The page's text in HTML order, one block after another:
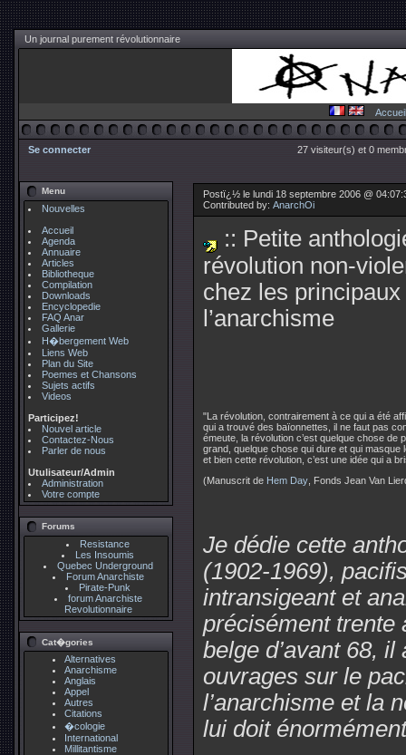
Un journal purement révolutionnaire
Accueil
Se connecter 27 visiteur(s) et 0
Menu
Nouvelles
Accueil
Agenda
Annuaire
Articles
Bibliotheque
Compilation
Downloads
Encyclopedie
FAQ Anar
Gallerie
H�bergement Web
Liens Web
Plan du Site
Poemes et Chansons
Sujets actifs
Videos
Participez!
Nouvel article
Contactez-Nous
Parler de nous
Utulisateur/Admin
Administration
Votre compte
Forums
Resistance
Les Insoumis
Quebec Underground
Forum Anarchiste
Pirate-Punk
forum Anarchiste
Revolutionnaire
Cat�gories
Alternatives
Anarchisme
Anglais
Appel
Autres
Citations
�cologie
International
Millitantisme
Postï¿½ le lundi 18 septembre 2006 @
Contributed by: AnarchOi
:: Petite
révolution non-
chez les
l’anarchisme
"La révolution, contrairement à ce qui a été
qui a trouvé des baïonnettes, il ne faut pas
émeute, la révolution c’est quelque chose de
grand, quelque chose qui dure et qui masque
et bien cette révolution, c’est une idée qui a
(Manuscrit de Hem Day , Fonds Jean Van
Je dédie cette
(1902-1969),
intransigeant et
précisément trente
belge d’avant 68,
ouvrages sur le
l’anarchisme et la
lui doit